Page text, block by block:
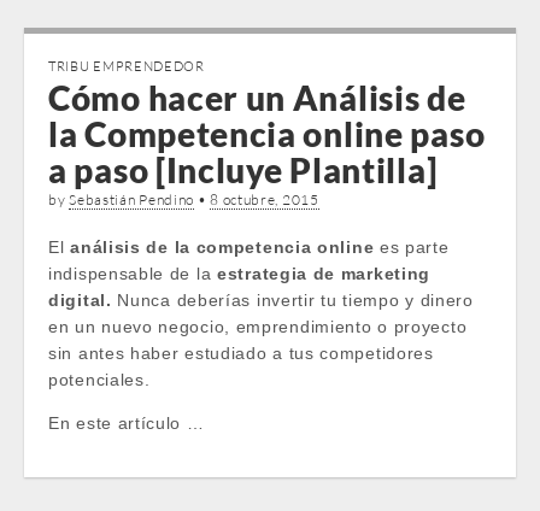
TRIBU EMPRENDEDOR
Cómo hacer un Análisis de
la Competencia online paso
a paso [Incluye Plantilla]
bySebastián Pendino •8 octubre, 2015
Elanálisis de la competencia online es parte
indispensable de la estrategia de marketing
digital. Nunca deberías invertir tu tiempo y dinero
en un nuevo negocio, emprendimiento o proyecto
sin antes haber estudiado a tus competidores
potenciales.
En este artículo …